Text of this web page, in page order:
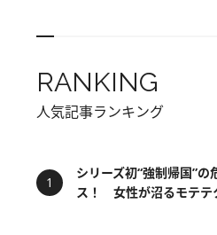
RANKING
人気記事ランキング
シリーズ初“強制帰国”の
ス！ 女性が沼るモテテ